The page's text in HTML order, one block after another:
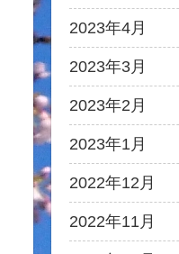
2023年4月
2023年3月
2023年2月
2023年1月
2022年12月
2022年11月